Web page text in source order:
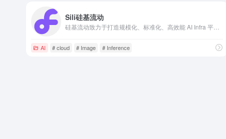
Sili硅基流动
AI # cloud # Image # Inference